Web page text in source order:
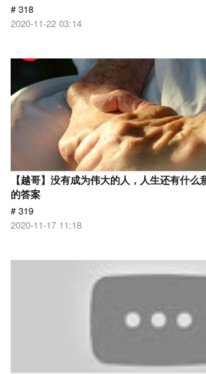
# 318
2020-11-22 03:14
【越哥】没有成为伟大的人，人生还有什
的答案
# 319
2020-11-17 11:18